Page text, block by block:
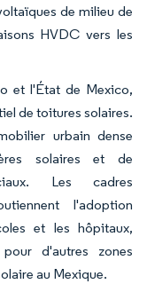
de milieu de
HVDC vers les
et l'État de Mexico,
de toitures solaires.
urbain dense
solaires et de
Les cadres
l'adoption
et les hôpitaux,
d'autres zones
au Mexique.